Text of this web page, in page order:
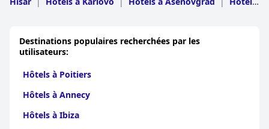
charme historique, de la commodité et d'une hospitalité de
Saedinenie | Hôtels à Stamboliyski
Destinations populaires recherchées par les
utilisateurs:
Hôtels à Poitiers
Hôtels à Annecy
Hôtels à Ibiza